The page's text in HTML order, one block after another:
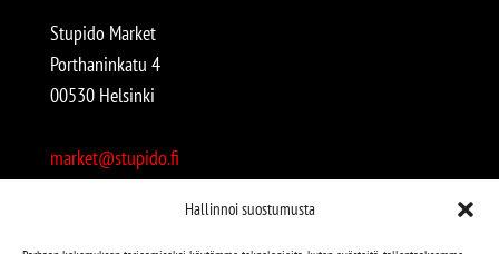
Hallinnoi suostumusta
Stupido Market
Porthaninkatu 4
00530 Helsinki
market@stupido.fi